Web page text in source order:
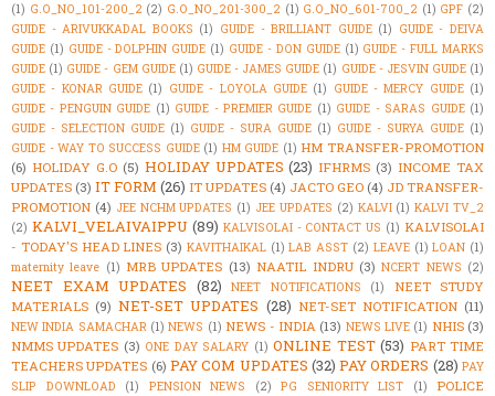
(1) G.O_NO_101-200_2 (2) G.O_NO_201-300_2 (1) G.O_NO_601-700_2 (1) GPF (2)
GUIDE - ARIVUKKADAL BOOKS (1) GUIDE - BRILLIANT GUIDE (1) GUIDE - DEIVA
GUIDE (1) GUIDE - DOLPHIN GUIDE (1) GUIDE - DON GUIDE (1) GUIDE - FULL MARKS
GUIDE (1) GUIDE - GEM GUIDE (1) GUIDE - JAMES GUIDE (1) GUIDE - JESVIN GUIDE (1)
GUIDE - KONAR GUIDE (1) GUIDE - LOYOLA GUIDE (1) GUIDE - MERCY GUIDE (1)
GUIDE - PENGUIN GUIDE (1) GUIDE - PREMIER GUIDE (1) GUIDE - SARAS GUIDE (1)
GUIDE - SELECTION GUIDE (1) GUIDE - SURA GUIDE (1) GUIDE - SURYA GUIDE (1)
GUIDE - WAY TO SUCCESS GUIDE (1) HM GUIDE (1) HM TRANSFER-PROMOTION
(6) HOLIDAY G.O (5) HOLIDAY UPDATES (23) IFHRMS (3) INCOME TAX
UPDATES (3) IT FORM (26) IT UPDATES (4) JACTO GEO (4) JD TRANSFER-
PROMOTION (4) JEE NCHM UPDATES (1) JEE UPDATES (2) KALVI (1) KALVI TV_2
(2) KALVI_VELAIVAIPPU (89) KALVISOLAI - CONTACT US (1) KALVISOLAI
- TODAY'S HEAD LINES (3) KAVITHAIKAL (1) LAB ASST (2) LEAVE (1) LOAN (1)
maternity leave (1) MRB UPDATES (13) NAATIL INDRU (3) NCERT NEWS (2)
NEET EXAM UPDATES (82) NEET NOTIFICATIONS (1)
NEET STUDY
MATERIALS (9) NET-SET UPDATES (28) NET-SET NOTIFICATION (11)
NEW INDIA SAMACHAR (1) NEWS (1) NEWS - INDIA (13) NEWS LIVE (1) NHIS (3)
NMMS UPDATES (3) ONE DAY SALARY (1) ONLINE TEST (53) PART TIME
TEACHERS UPDATES (6) PAY COM UPDATES (32) PAY ORDERS (28) PAY
SLIP DOWNLOAD
(1) PENSION NEWS (2) PG SENIORITY LIST (1)
POLICE